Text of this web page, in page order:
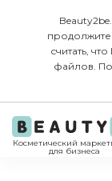
считать,
файлов.
Косметический
для бизнеса